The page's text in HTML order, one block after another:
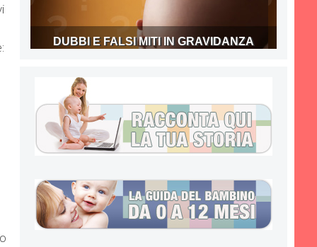
DUBBI E FALSI MITI IN GRAVIDANZA